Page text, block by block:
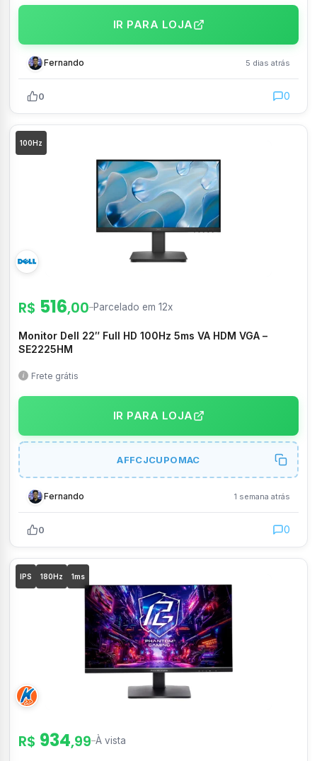
IR PARA LOJA
Fernando 5 dias atrás
0 0
100Hz
R$ 516,00–Parcelado em 12x
Monitor Dell 22″ Full HD 100Hz 5ms VA HDM VGA –
SE2225HM
Frete grátis
IR PARA LOJA
AFFCJCUPOMAC
Fernando 1 semana atrás
0 0
IPS 180Hz 1ms
R$ 934,99–À vista